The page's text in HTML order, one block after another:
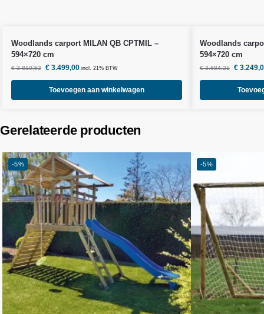
Woodlandscarport MILAN QB CPTMIL –
594×720 cm
€3.810,53 €3.499,00 incl. 21% BTW
Toevoegen aan winkelwagen
Woodlands
594×720 cm
€3.684,21 €
Gerelateerde producten
-5% -5%